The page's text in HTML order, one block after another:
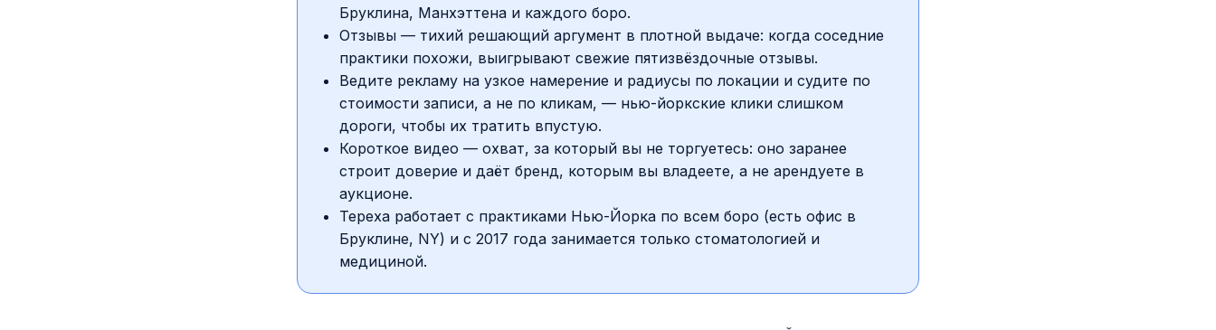
Бруклина, Манхэттена и каждого боро.
Отзывы — тихий решающий аргумент в плотной выдаче: когда соседние
практики похожи, выигрывают свежие пятизвёздочные отзывы.
Ведите рекламу на узкое намерение и радиусы по локации и судите по
стоимости записи, а не по кликам, — нью-йоркские клики слишком
дороги, чтобы их тратить впустую.
Короткое видео — охват, за который вы не торгуетесь: оно заранее
строит доверие и даёт бренд, которым вы владеете, а не арендуете в
аукционе.
Tepexa работает с практиками Нью-Йорка по всем боро (есть офис в
Бруклине, NY) и с 2017 года занимается только стоматологией и
медициной.